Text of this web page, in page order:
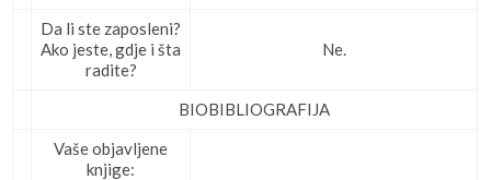
Da li ste zaposleni?
Ako jeste, gdje i šta
radite?
Ne.
BIOBIBLIOGRAFIJA
Vaše objavljene
knjige: